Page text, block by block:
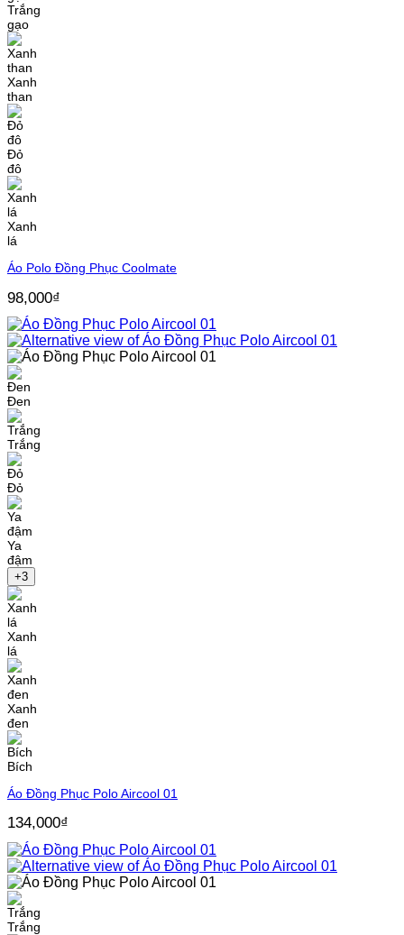
Trắng
gạo
Xanh
than
Đỏ
đô
Xanh
lá
Áo Polo Đồng Phục Coolmate
98,000₫
Đen
Trắng
Đỏ
Ya
đậm
+3
Xanh
lá
Xanh
đen
Bích
Áo Đồng Phục Polo Aircool 01
134,000₫
Trắng